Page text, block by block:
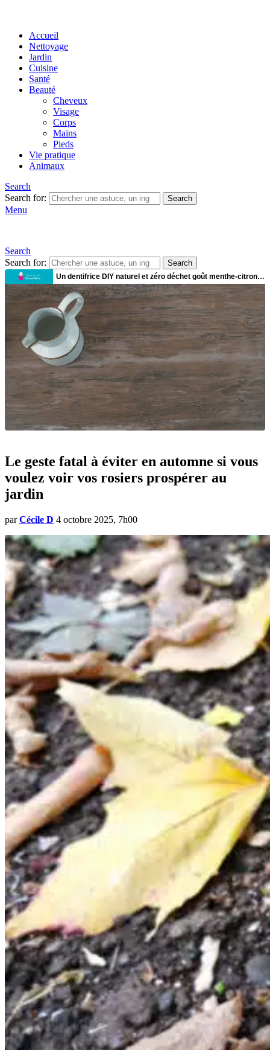
Accueil
Nettoyage
Jardin
Cuisine
Santé
Beauté
Cheveux
Visage
Corps
Mains
Pieds
Vie pratique
Animaux
Search
Search for:
Search
Menu
Search
Search for:
Search
Le geste fatal à éviter en automne si vous
voulez voir vos rosiers prospérer au
jardin
par Cécile D 4 octobre 2025, 7h00